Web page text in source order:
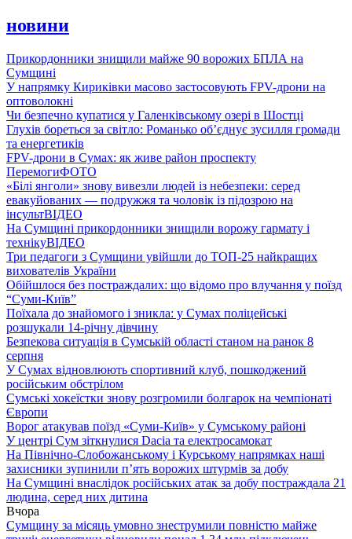
новини
Прикордонники знищили майже 90 ворожих БПЛА на
Сумщині
У напрямку Кириківки масово застосовують FPV-дрони на
оптоволокні
Чи безпечно купатися у Галенківському озері в Шостці
Глухів бореться за світло: Романько об’єднує зусилля громади
та енергетиків
FPV-дрони в Сумах: як живе район проспекту
ПеремогиФОТО
«Білі янголи» знову вивезли людей із небезпеки: серед
евакуйованих — подружжя та чоловік із підозрою на
інсультВІДЕО
На Сумщині прикордонники знищили ворожу гармату і
технікуВІДЕО
Три педагоги з Сумщини увійшли до ТОП-25 найкращих
вихователів України
Обійшлося без постраждалих: що відомо про влучання у поїзд
“Суми-Київ”
Поїхала до знайомого і зникла: у Сумах поліцейські
розшукали 14-річну дівчину
Безпекова ситуація в Сумській області станом на ранок 8
серпня
У Сумах відновлюють спортивний клуб, пошкоджений
російським обстрілом
Сумські хокеїстки знову розгромили болгарок на чемпіонаті
Європи
Ворог атакував поїзд «Суми-Київ» у Сумському районі
У центрі Сум зіткнулися Dacia та електросамокат
На Північно-Слобожанському і Курському напрямках наші
захисники зупинили п’ять ворожих штурмів за добу
На Сумщині внаслідок російських атак за добу постраждала 21
людина, серед них дитина
Вчора
Сумщину за місяць умовно знеструмили повністю майже